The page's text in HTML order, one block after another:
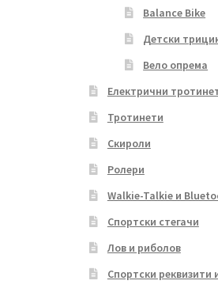
Balance Bike
Детски
Вело опрема
Електрични
Тротинети
Скироли
Ролери
Walkie-Talkie и
Спортски стегачи
Лов и риболов
Спортски реквизити